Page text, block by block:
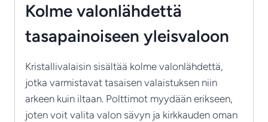
Kolme valonlähdettä
tasapainoiseen yleisvaloon
Kristallivalaisin sisältää kolme valonlähdettä,
jotka varmistavat tasaisen valaistuksen niin
arkeen kuin iltaan. Polttimot myydään erikseen,
joten voit valita valon sävyn ja kirkkauden oman